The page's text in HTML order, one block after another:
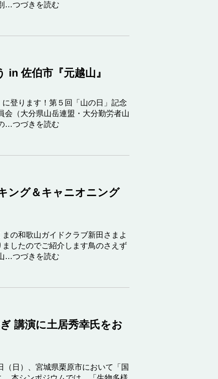
…つづきを読む
in 佐伯市『元越山』
登ります！第５回「山の日」記念
会（大分県山岳連盟・大分勤労者山
…つづきを読む
ング＆キャニオニング
の和歌山ガイドクラブ新田さまよ
したのでご紹介します鳥のさえず
…つづきを読む
講演に土居秀幸氏をお
日）、宮城県栗原市において「国